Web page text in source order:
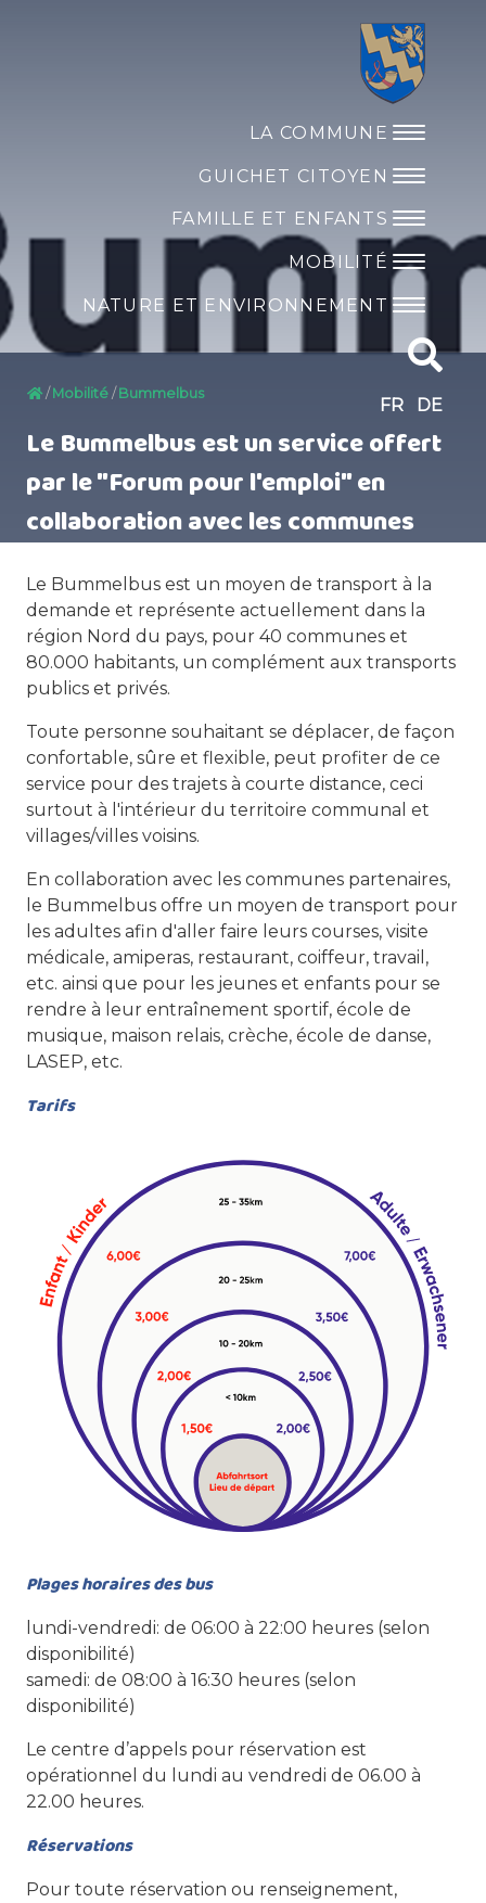
FR DE
NATURE ET ENVIRONNEMENT
MOBILITÉ
FAMILLE ET ENFANTS
GUICHET CITOYEN
LA COMMUNE
Mobilité Bummelbus
Le Bummelbus est un service offert
par le "Forum pour l'emploi" en
collaboration avec les communes
Le Bummelbus est un moyen de transport à la
demande et représente actuellement dans la
région Nord du pays, pour 40 communes et
80.000 habitants, un complément aux transports
publics et privés.
Toute personne souhaitant se déplacer, de façon
confortable, sûre et flexible, peut profiter de ce
service pour des trajets à courte distance, ceci
surtout à l'intérieur du territoire communal et
villages/villes voisins.
En collaboration avec les communes partenaires,
le Bummelbus offre un moyen de transport pour
les adultes afin d'aller faire leurs courses, visite
médicale, amiperas, restaurant, coiffeur, travail,
etc. ainsi que pour les jeunes et enfants pour se
rendre à leur entraînement sportif, école de
musique, maison relais, crèche, école de danse,
LASEP, etc.
Tarifs
Plages horaires des bus
lundi-vendredi: de 06:00 à 22:00 heures (selon
disponibilité)
samedi: de 08:00 à 16:30 heures (selon
disponibilité)
Le centre d’appels pour réservation est
opérationnel du lundi au vendredi de 06.00 à
22.00 heures.
Réservations
Pour toute réservation ou renseignement,